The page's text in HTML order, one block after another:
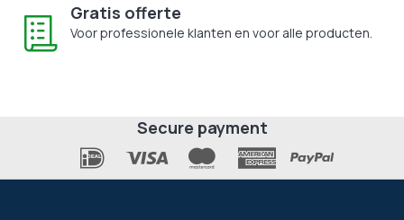
Gratis offerte
Voor professionele klanten en voor alle producten.
Secure payment